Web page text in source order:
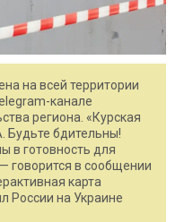
на всей территории
канале
региона. «Курская
Будьте бдительны!
в готовность для
говорится в сообщении
карта
России на Украине